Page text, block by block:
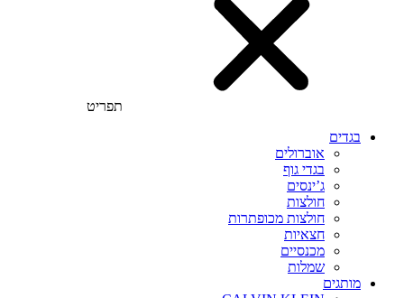
תפריט
בגדים
אוברולים
בגדי גוף
ג’ינסים
חולצות
חולצות מכופתרות
חצאיות
מכנסיים
שמלות
מותגים